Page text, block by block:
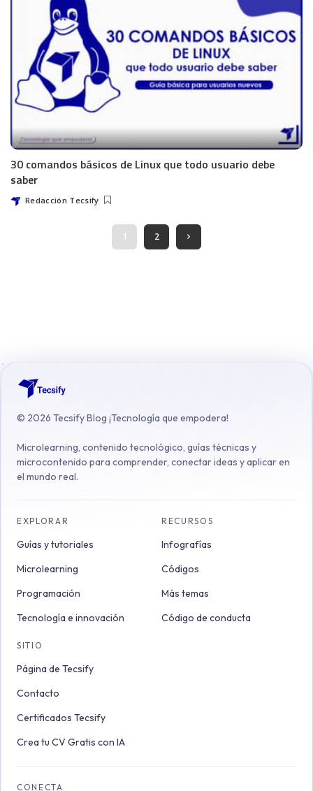
30 comandos básicos de Linux que todo usuario debe
saber
Redacción Tecsify
1 2
© 2026 Tecsify Blog ¡Tecnología que empodera!
Microlearning, contenido tecnológico, guías técnicas y
microcontenido para comprender, conectar ideas y aplicar en
el mundo real.
EXPLORAR
Guías y tutoriales
Microlearning
Programación
Tecnología e innovación
RECURSOS
Infografías
Códigos
Más temas
Código de conducta
SITIO
Página de Tecsify
Contacto
Certificados Tecsify
Crea tu CV Gratis con IA
CONECTA